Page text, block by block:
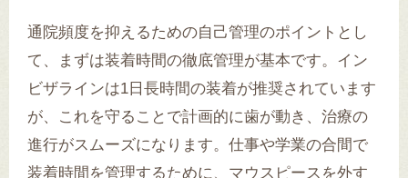
通院頻度を抑えるための自己管理のポイントとし
て、まずは装着時間の徹底管理が基本です。イン
ビザラインは1日長時間の装着が推奨されています
が、これを守ることで計画的に歯が動き、治療の
進行がスムーズになります。仕事や学業の合間で
装着時間を管理するために、マウスピースを外す